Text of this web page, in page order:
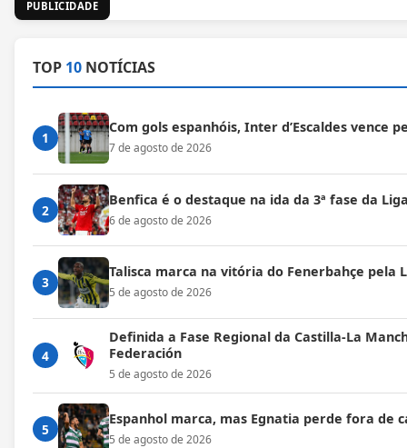
PUBLICIDADE
TOP 10 NOTÍCIAS
1
Com gols espanhóis, Inter d’Escaldes vence
7 de agosto de 2026
2
Benfica é o destaque na ida da 3ª fase da
6 de agosto de 2026
3
Talisca marca na vitória do Fenerbahçe pela
5 de agosto de 2026
4
Definida a Fase Regional da Castilla-La
Federación
5 de agosto de 2026
5
Espanhol marca, mas Egnatia perde fora de
5 de agosto de 2026